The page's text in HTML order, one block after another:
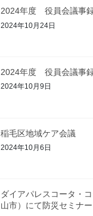
2024年度 役員会議事録
2024年10月24日
2024年度 役員会議事録
2024年10月9日
稲毛区地域ケア会議
2024年10月6日
ダイアパレスコータ・
山市）にて防災セミナー